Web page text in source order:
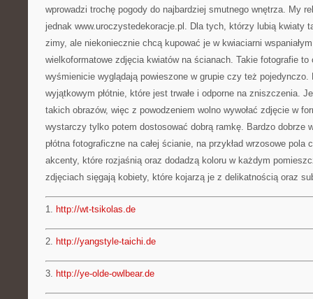
wprowadzi trochę pogody do najbardziej smutnego wnętrza. My
jednak www.uroczystedekoracje.pl. Dla tych, którzy lubią kwiaty
zimy, ale niekoniecznie chcą kupować je w kwiaciarni
wielkoformatowe zdjęcia kwiatów na ścianach. Takie fotografie to
wyśmienicie wyglądają powieszone w grupie czy też pojedynczo.
wyjątkowym płótnie, które jest trwałe i odporne na zniszczenia.
takich obrazów, więc z powodzeniem wolno wywołać zdjęcie w
wystarczy tylko potem dostosować dobrą ramkę. Bardzo dobrze
płótna fotograficzne na całej ścianie, na przykład wrzosowe
akcenty, które rozjaśnią oraz dodadzą koloru w każdym
zdjęciach sięgają kobiety, które kojarzą je z delikatnością oraz
1. http://wt-tsikolas.de
2. http://yangstyle-taichi.de
3. http://ye-olde-owlbear.de